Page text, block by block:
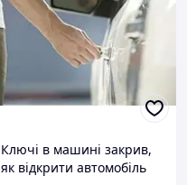
Ключі в машині закрив,
як відкрити автомобіль